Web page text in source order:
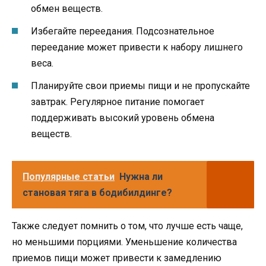
обмен веществ.
Избегайте переедания. Подсознательное
переедание может привести к набору лишнего
веса.
Планируйте свои приемы пищи и не пропускайте
завтрак. Регулярное питание помогает
поддерживать высокий уровень обмена
веществ.
Популярные статьи Нужна ли
становая тяга в бодибилдинге?
Также следует помнить о том, что лучше есть чаще,
но меньшими порциями. Уменьшение количества
приемов пищи может привести к замедлению